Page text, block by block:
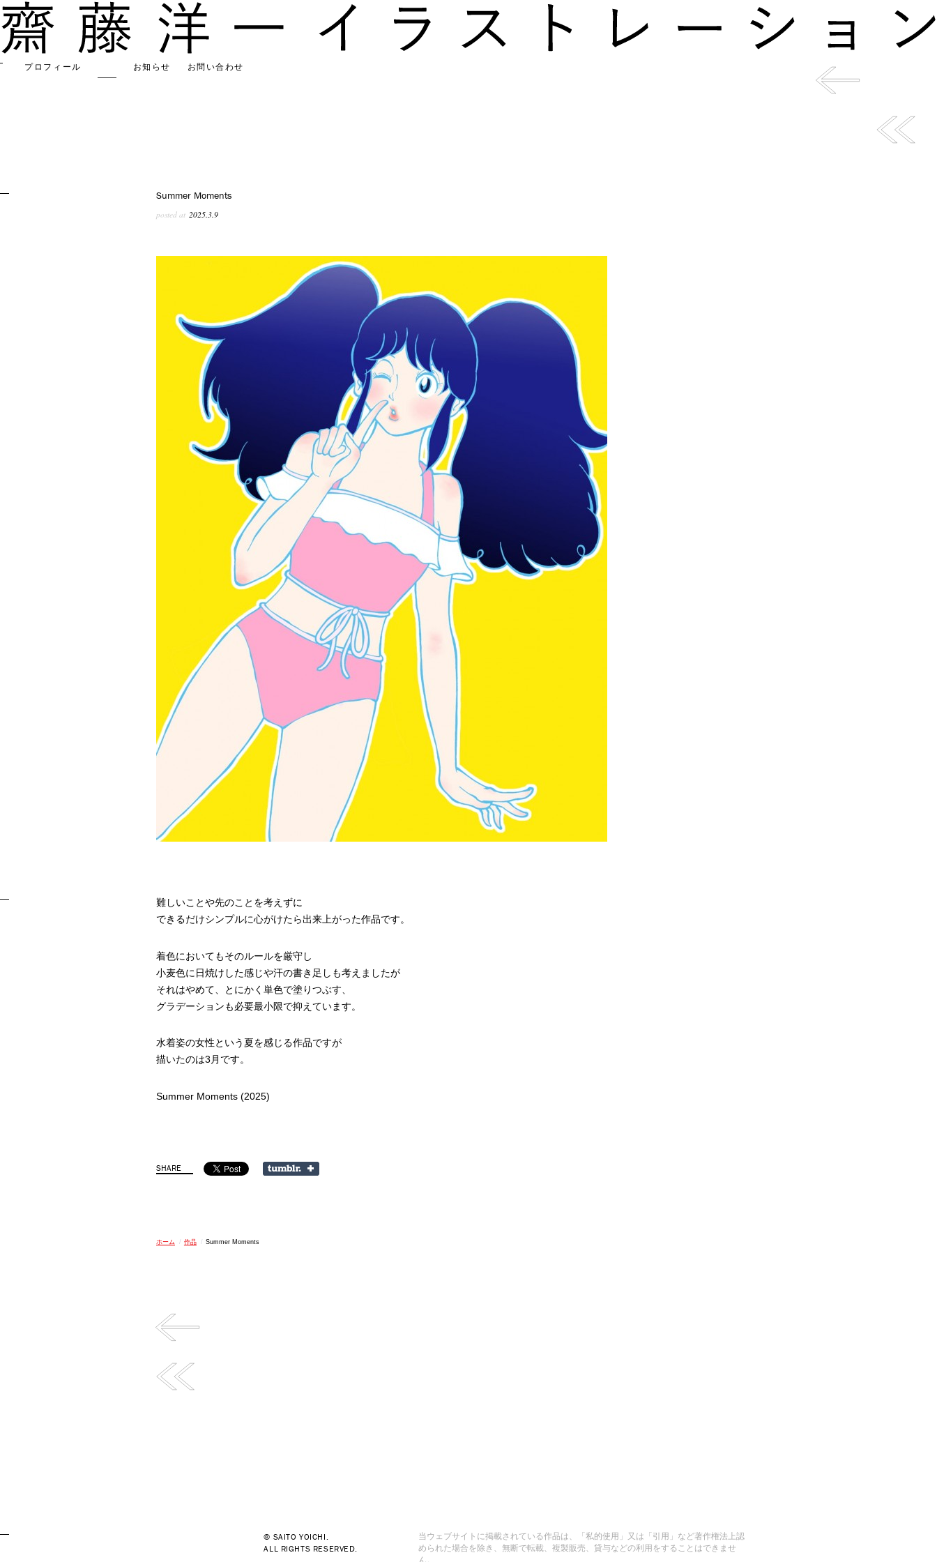
プロフィール お知らせ お問い合わせ
Summer Moments
posted at 2025.3.9
難しいことや先のことを考えずに
できるだけシンプルに心がけたら出来上がった作品です。
着色においてもそのルールを厳守し
小麦色に日焼けした感じや汗の書き足しも考えましたが
それはやめて、とにかく単色で塗りつぶす、
グラデーションも必要最小限で抑えています。
水着姿の女性という夏を感じる作品ですが
描いたのは3月です。
Summer Moments (2025)
ホーム / 作品 / Summer Moments
当ウェブサイトに掲載されている作品は、「私的使用」又は「引用」など著作権法上認
められた場合を除き、無断で転載、複製販売、貸与などの利用をすることはできませ
ん。
© SAITO YOICHI.
ALL RIGHTS RESERVED.